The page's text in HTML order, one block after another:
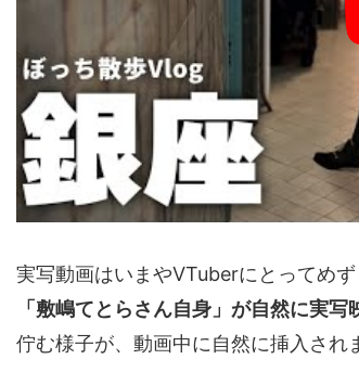
実写動画はいまやVTuberにとってめ
「敷嶋てとらさん自身」が自然に実写
佇む様子が、動画中に自然に挿入され